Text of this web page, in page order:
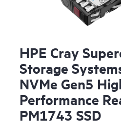
HPE Cray
Storage
NVMe Gen5
Performance
PM1743 SSD